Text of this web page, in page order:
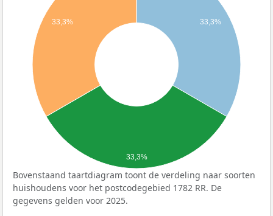
33,3%
33,3%
33,3%
Bovenstaand taartdiagram toont de verdeling naar soorten
huishoudens voor het postcodegebied 1782 RR. De
gegevens gelden voor 2025.